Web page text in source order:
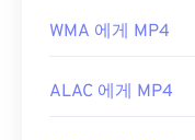
WMA 에게 MP4
ALAC 에게 MP4